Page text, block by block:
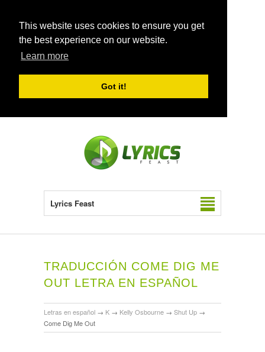
This website uses cookies to ensure you get
the best experience on our website.
Learn more
Got it!
Lyrics Feast
TRADUCCIÓN COME DIG ME
OUT LETRA EN ESPAÑOL
Letras en español → K → Kelly Osbourne → Shut Up →
Come Dig Me Out